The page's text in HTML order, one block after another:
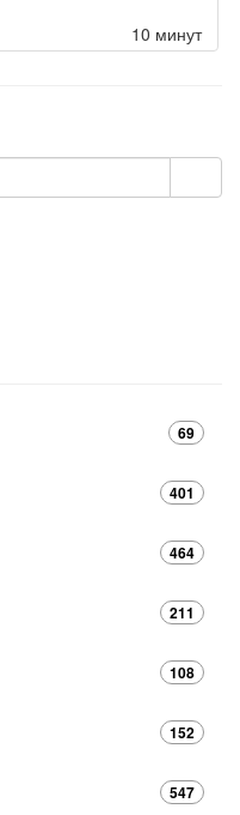
10 минут
69
401
464
211
108
152
547